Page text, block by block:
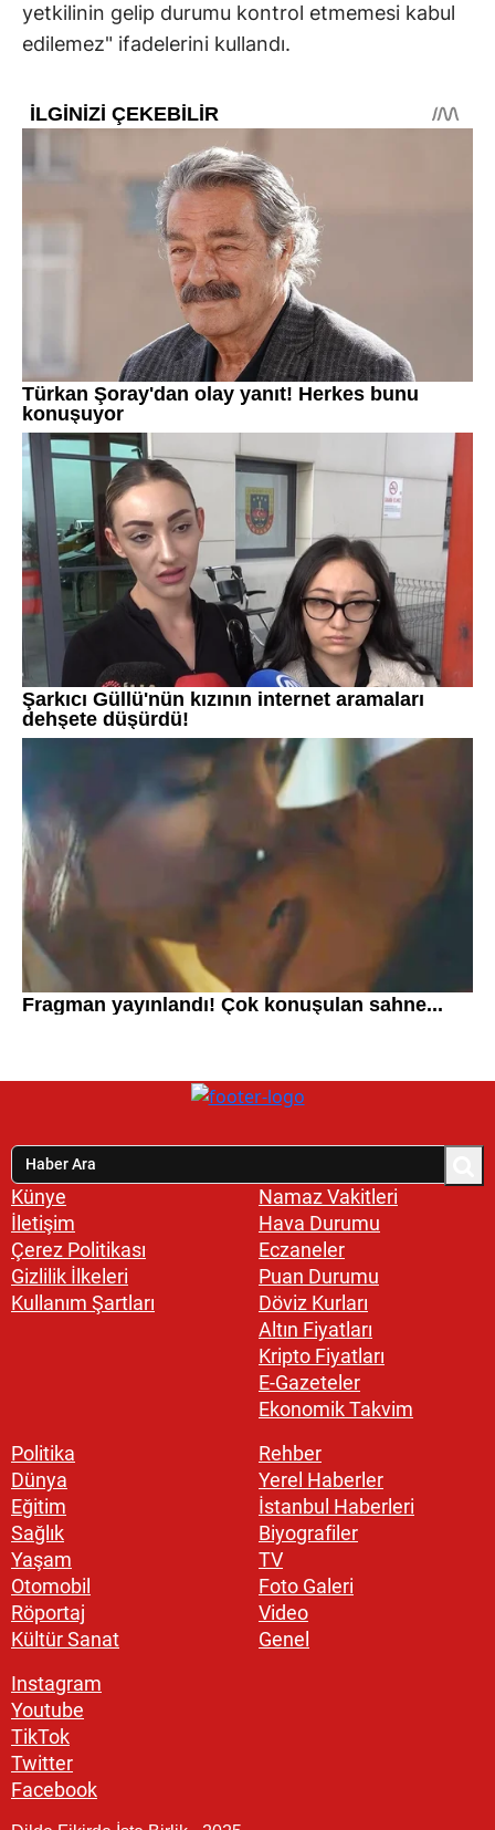
yetkilinin gelip durumu kontrol etmemesi kabul
edilemez" ifadelerini kullandı.
Künye
İletişim
Çerez Politikası
Gizlilik İlkeleri
Kullanım Şartları
Namaz Vakitleri
Hava Durumu
Eczaneler
Puan Durumu
Döviz Kurları
Altın Fiyatları
Kripto Fiyatları
E-Gazeteler
Ekonomik Takvim
Politika
Dünya
Eğitim
Sağlık
Yaşam
Otomobil
Röportaj
Kültür Sanat
Rehber
Yerel Haberler
İstanbul Haberleri
Biyografiler
TV
Foto Galeri
Video
Genel
Instagram
Youtube
TikTok
Twitter
Facebook